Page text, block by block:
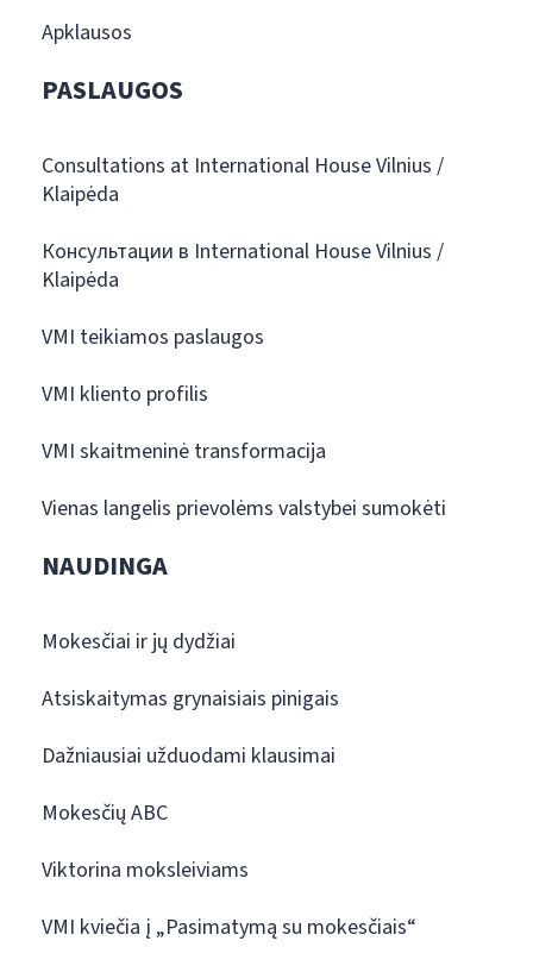
Apklausos
PASLAUGOS
Consultations at International House Vilnius /
Klaipėda
Консультации в International House Vilnius /
Klaipėda
VMI teikiamos paslaugos
VMI kliento profilis
VMI skaitmeninė transformacija
Vienas langelis prievolėms valstybei sumokėti
NAUDINGA
Mokesčiai ir jų dydžiai
Atsiskaitymas grynaisiais pinigais
Dažniausiai užduodami klausimai
Mokesčių ABC
Viktorina moksleiviams
VMI kviečia į „Pasimatymą su mokesčiais“